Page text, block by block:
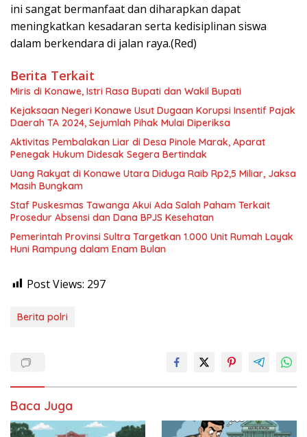
ini sangat bermanfaat dan diharapkan dapat
meningkatkan kesadaran serta kedisiplinan siswa
dalam berkendara di jalan raya.(Red)
Berita Terkait
Miris di Konawe, Istri Rasa Bupati dan Wakil Bupati
Kejaksaan Negeri Konawe Usut Dugaan Korupsi Insentif Pajak
Daerah TA 2024, Sejumlah Pihak Mulai Diperiksa
Aktivitas Pembalakan Liar di Desa Pinole Marak, Aparat
Penegak Hukum Didesak Segera Bertindak
Uang Rakyat di Konawe Utara Diduga Raib Rp2,5 Miliar, Jaksa
Masih Bungkam
Staf Puskesmas Tawanga Akui Ada Salah Paham Terkait
Prosedur Absensi dan Dana BPJS Kesehatan
Pemerintah Provinsi Sultra Targetkan 1.000 Unit Rumah Layak
Huni Rampung dalam Enam Bulan
Post Views: 297
Berita polri
Baca Juga